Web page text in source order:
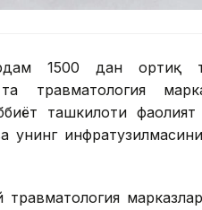
1500 дан ортиқ
травматология
ташкилоти
унинг